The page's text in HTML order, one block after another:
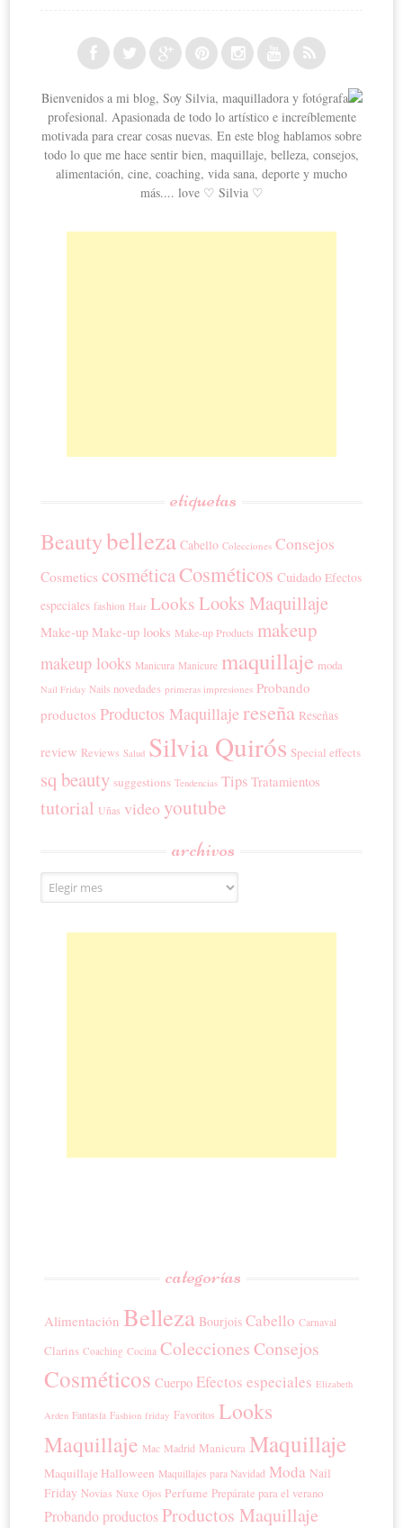
Bienvenidos a mi blog, Soy Silvia, maquilladora y fotógrafa
profesional. Apasionada de todo lo artístico e increíblemente
motivada para crear cosas nuevas. En este blog hablamos sobre
todo lo que me hace sentir bien, maquillaje, belleza, consejos,
alimentación, cine, coaching, vida sana, deporte y mucho
más.... love ♡ Silvia ♡
etiquetas
Beautybelleza Cabello Colecciones Consejos
Cosmetics cosméticaCosméticos Cuidado Efectos
especiales fashion Hair Looks Looks Maquillaje
Make-up Make-up looks Make-up Products makeup
makeup looks Manicura Manicure maquillaje moda
Nail Friday Nails novedades primeras impresiones Probando
productos Productos Maquillaje reseña Reseñas
review Reviews Salud Silvia Quirós Special effects
sq beauty suggestions Tendencias Tips Tratamientos
tutorial Uñas videoyoutube
archivos
Archivos
categorías
Alimentación Belleza Bourjois Cabello Carnaval
Clarins Coaching Cocina ColeccionesConsejos
Cosméticos Cuerpo Efectos especiales Elizabeth
Arden Fantasía Fashion friday Favoritos Looks
Maquillaje Mac Madrid Manicura Maquillaje
Maquillaje Halloween Maquillajes para Navidad Moda Nail
Friday Novias Nuxe Ojos Perfume Prepárate para el verano
Probando productos Productos Maquillaje